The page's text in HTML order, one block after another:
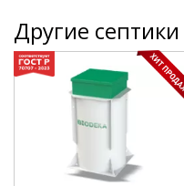
Другие септики